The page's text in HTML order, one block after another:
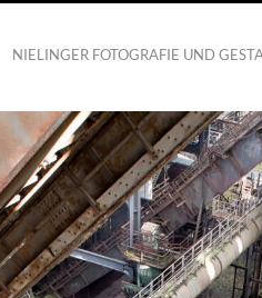
NIELINGER FOTOGRAFIE UND